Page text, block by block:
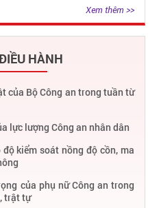
Xem thêm >>
HÀNH
của Bộ Công an trong tuần từ
lực lượng Công an nhân dân
kiểm soát nồng độ cồn, ma
của phụ nữ Công an trong
trật tự